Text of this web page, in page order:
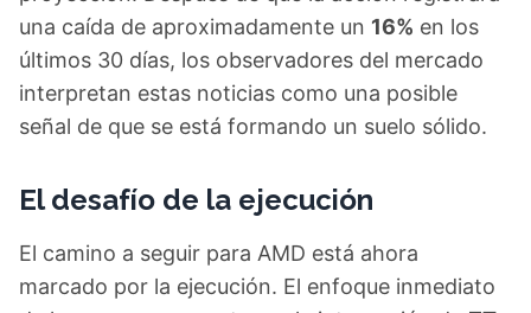
una caída de aproximadamente un 16% en los
últimos 30 días, los observadores del mercado
interpretan estas noticias como una posible
señal de que se está formando un suelo sólido.
El desafío de la ejecución
El camino a seguir para AMD está ahora
marcado por la ejecución. El enfoque inmediato